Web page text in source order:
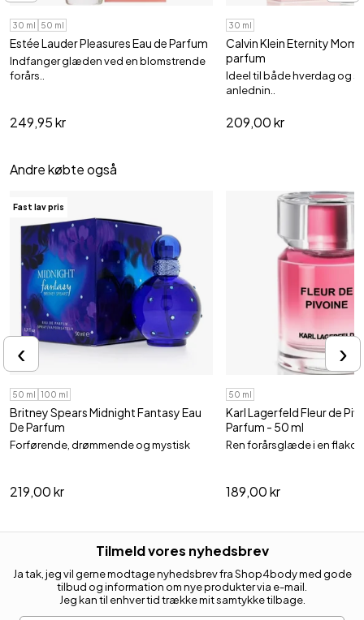
30 ml 50 ml
Estée Lauder Pleasures Eau de Parfum
Indfanger glæden ved en blomstrende
forårs..
249,95 kr
30 ml
Calvin Klein Eternity
parfum
Ideel til både hverdag og
anlednin..
209,00 kr
Andre købte også
Fast lav pris
50 ml 100 ml
Britney Spears Midnight Fantasy Eau
De Parfum
Forførende, drømmende og mystisk
219,00 kr
50 ml
Karl Lagerfeld Fleur de
Parfum - 50 ml
Ren forårsglæde i en flakon
189,00 kr
‹ ›
Tilmeld vores nyhedsbrev
Ja tak, jeg vil gerne modtage nyhedsbrev fra Shop4body med gode
tilbud og information om nye produkter via e-mail.
Jeg kan til enhver tid trække mit samtykke tilbage.